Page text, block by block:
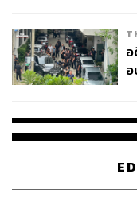
ขนส่ง แม้แหล่งพลังงา
ใหญ่พลังงานไม่ได้มีอยู่
ผลิตพลังงานแสงอาทิต
เท่านั้น พลังงานลมก็ขึ้
ผลิตได้ทั่วโลกนอกจา
ยังขึ้นอยู่กับความพร้อ
ราคา และความปลอ